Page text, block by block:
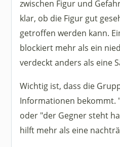
zwischen Figur und
klar, ob die Figur gut
getroffen werden kann.
blockiert mehr als ein
verdeckt anders als eine
Wichtig ist, dass die
Informationen bekommt.
oder "der Gegner steht
hilft mehr als eine